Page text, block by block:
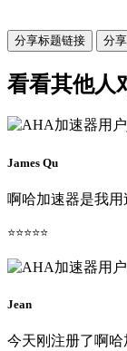
分享标题链接 分
看看其他人
James Qu
啊哈加速器是我用
⭐⭐⭐⭐⭐
Jean
今天刚注册了啊